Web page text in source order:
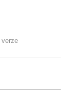
verze